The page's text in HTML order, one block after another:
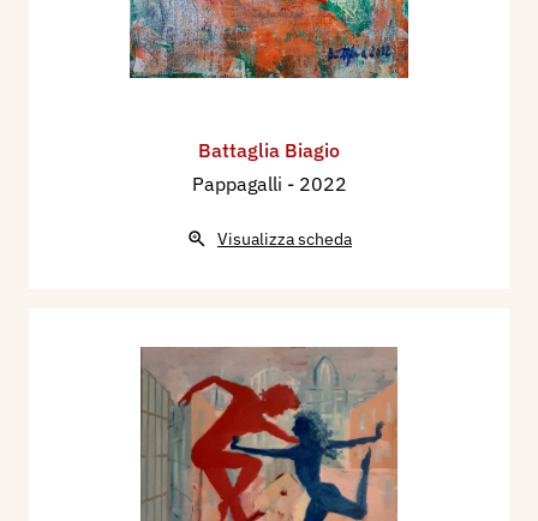
Battaglia Biagio
Pappagalli - 2022
Visualizza scheda